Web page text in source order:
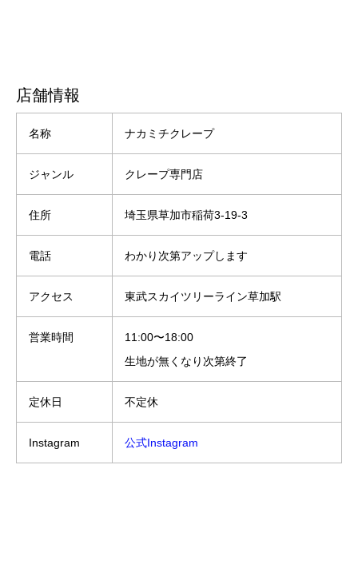
店舗情報
名称 ナカミチクレープ
ジャンル クレープ専門店
住所 埼玉県草加市稲荷3-19-3
電話 わかり次第アップします
アクセス 東武スカイツリーライン草加駅
営業時間
11:00〜18:00
生地が無くなり次第終了
定休日 不定休
Instagram 公式Instagram